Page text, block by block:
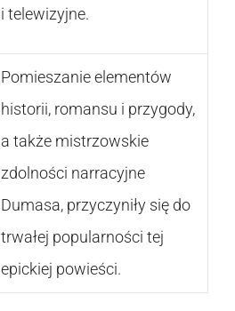
i telewizyjne.
Pomieszanie elementów
historii, romansu i przygody,
a także mistrzowskie
zdolności narracyjne
Dumasa, przyczyniły się do
trwałej popularności tej
epickiej powieści.